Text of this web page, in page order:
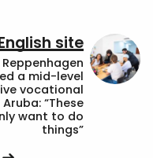
site
a mid-level
vocational
“These
want to do
things”